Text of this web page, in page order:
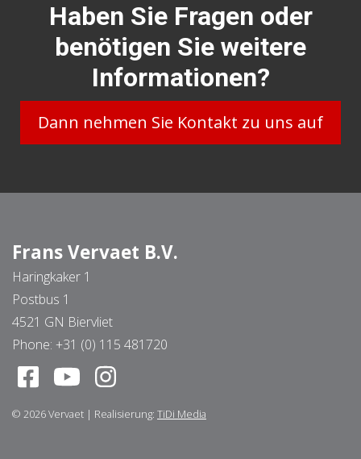
Haben Sie Fragen oder
benötigen Sie weitere
Informationen?
Dann nehmen Sie Kontakt zu uns auf
Frans Vervaet B.V.
Haringkaker 1
Postbus 1
4521 GN Biervliet
Phone: +31 (0) 115 481720
© 2026Vervaet | Realisierung: TiDi Media